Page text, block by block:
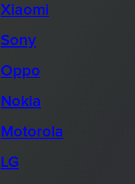
Xiaomi
Sony
Oppo
Nokia
Motorola
LG